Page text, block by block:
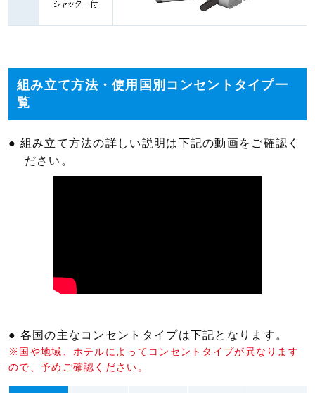
組み立て方法・使用国別コンセントタイプ一
覧
● 組み立て方法の詳しい説明は下記の動画をご確認く
ださい。
● 各国の主なコンセントタイプは下記となります。
※国や地域、ホテルによってコンセントタイプが異なります
ので、予めご確認ください。